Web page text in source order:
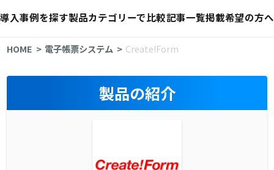
導入事例を探す製品カテゴリーで比較記事一覧掲載希望の方へ
HOME 電子帳票システム Create!Form
製品の紹介